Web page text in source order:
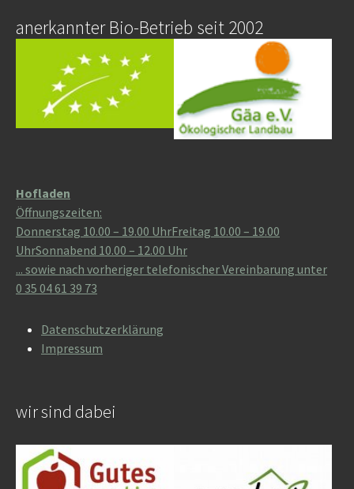
anerkannter Bio-Betrieb seit 2002
Hofladen
Öffnungszeiten:
Donnerstag 10.00 – 19.00 UhrFreitag 10.00 – 19.00
UhrSonnabend 10.00 – 12.00 Uhr
... sowie nach vorheriger telefonischer Vereinbarung unter
0 35 04 61 39 73
Datenschutzerklärung
Impressum
wir sind dabei